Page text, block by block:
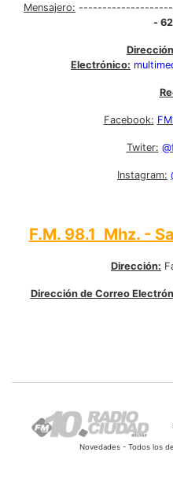
Mensajero:
-
Electrónico:
Facebook:
Twiter:
Instagram:
F.M. 98.1 Mhz. -
Dirección:
Dirección de Correo
Novedades - Todos los